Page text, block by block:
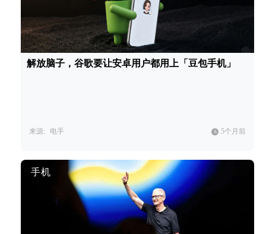
解放脑子，谷歌要让安卓用户都用上「豆包手机」
来源: 电手 5个月前
手机